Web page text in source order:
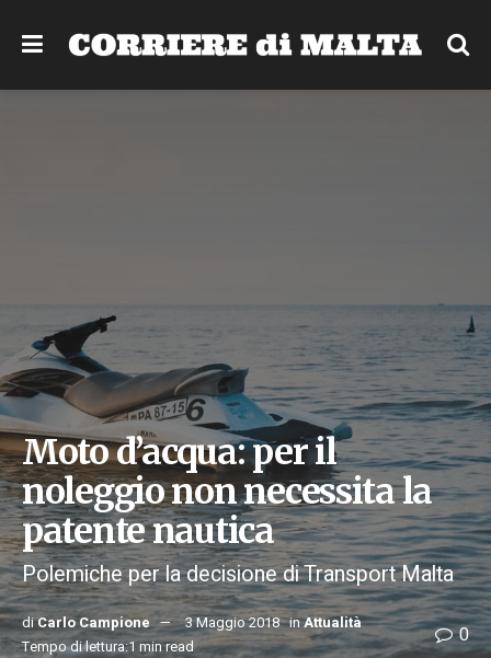
Moto d’acqua: per il
noleggio non necessita la
patente nautica
Polemiche per la decisione di Transport Malta
diCarlo Campione 3 Maggio 2018 inAttualità
Tempo di lettura:1 min read
0